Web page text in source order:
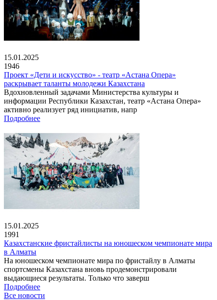
15.01.2025
1946
Проект «Дети и искусство» - театр «Астана Опера»
раскрывает таланты молодежи Казахстана
Вдохновленный задачами Министерства культуры и
информации Республики Казахстан, театр «Астана Опера»
активно реализует ряд инициатив, напр
Подробнее
15.01.2025
1991
Казахстанские фристайлисты на юношеском чемпионате мира
в Алматы
На юношеском чемпионате мира по фристайлу в Алматы
спортсмены Казахстана вновь продемонстрировали
выдающиеся результаты. Только что заверш
Подробнее
Все новости